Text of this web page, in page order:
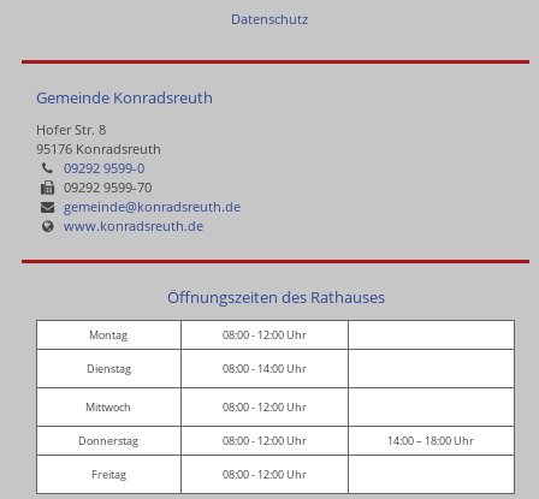
Datenschutz
Gemeinde Konradsreuth
Hofer Str. 8
95176 Konradsreuth
09292 9599-0
09292 9599-70
gemeinde@konradsreuth.de
www.konradsreuth.de
Öffnungszeiten des Rathauses
Montag 08:00 - 12:00 Uhr
Dienstag 08:00 - 14:00 Uhr
Mittwoch 08:00 - 12:00 Uhr
Donnerstag 08:00 - 12:00 Uhr 14:00 – 18:00 Uhr
Freitag 08:00 - 12:00 Uhr